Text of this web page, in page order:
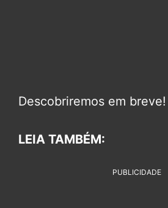
Descobriremos em breve!
LEIA TAMBÉM:
PUBLICIDADE